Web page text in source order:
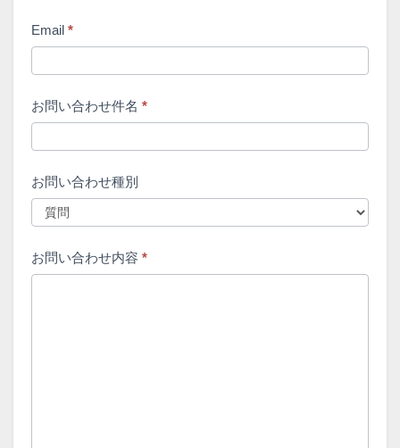
Email *
お問い合わせ件名 *
お問い合わせ種別
お問い合わせ内容 *
フィ
空白
のま
まに
して
くだ
さ
い。